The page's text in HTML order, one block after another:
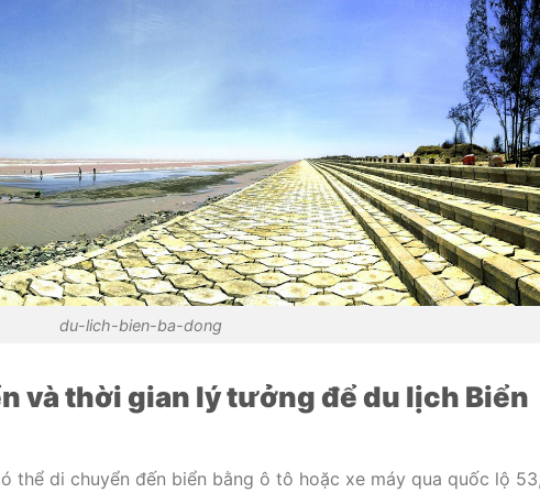
du-lich-bien-ba-dong
và thời gian lý tưởng để du lịch Biển
thể di chuyển đến biển bằng ô tô hoặc xe máy qua quốc lộ